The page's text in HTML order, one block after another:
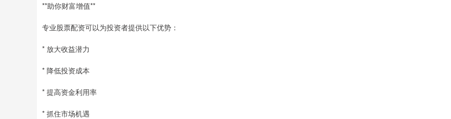
**助你财富增值**
专业股票配资可以为投资者提供以下优势：
* 放大收益潜力
* 降低投资成本
* 提高资金利用率
* 抓住市场机遇